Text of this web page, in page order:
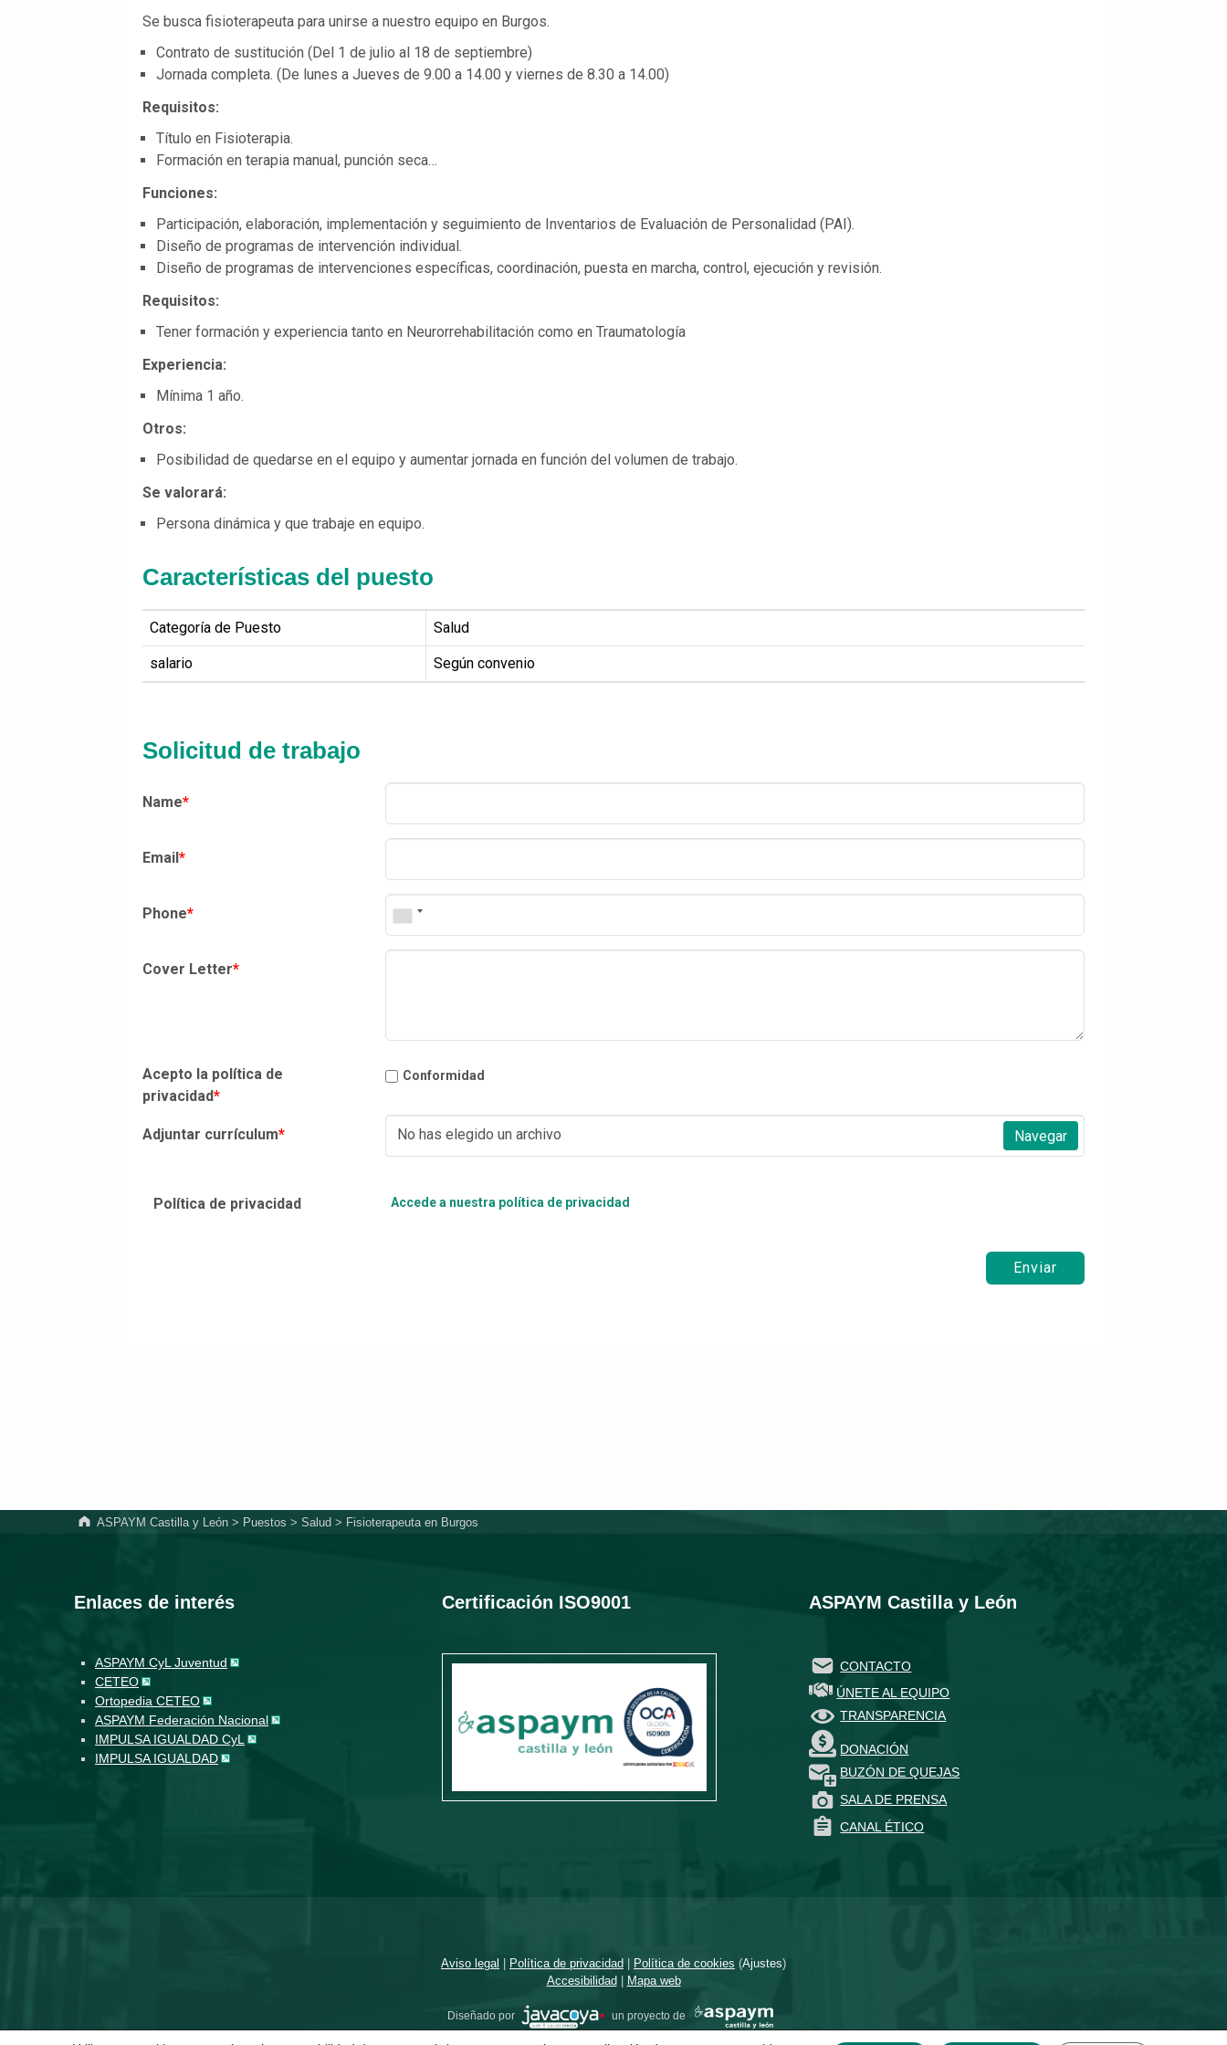
Se busca fisioterapeuta para unirse a nuestro equipo en Burgos.
Contrato de sustitución (Del 1 de julio al 18 de septiembre)
Jornada completa. (De lunes a Jueves de 9.00 a 14.00 y viernes de 8.30 a 14.00)
Requisitos:
Título en Fisioterapia.
Formación en terapia manual, punción seca…
Funciones:
Participación, elaboración, implementación y seguimiento de Inventarios de Evaluación de Personalidad (PAI).
Diseño de programas de intervención individual.
Diseño de programas de intervenciones específicas, coordinación, puesta en marcha, control, ejecución y revisión.
Requisitos:
Tener formación y experiencia tanto en Neurorrehabilitación como en Traumatología
Experiencia:
Mínima 1 año.
Otros:
Posibilidad de quedarse en el equipo y aumentar jornada en función del volumen de trabajo.
Se valorará:
Persona dinámica y que trabaje en equipo.
Características del puesto
Categoría de Puesto Salud
salario Según convenio
Solicitud de trabajo
Name*
Email *
Phone*
Cover Letter*
Acepto la política de
privacidad*
Conformidad
Adjuntar currículum* No has elegido un archivo Navegar
Política de privacidad Accede a nuestra política de privacidad
Enviar
ASPAYM Castilla y León> Puestos > Salud> Fisioterapeuta en Burgos
Enlaces de interés
ASPAYM CyL Juventud
CETEO
Ortopedia CETEO
ASPAYM Federación Nacional
IMPULSA IGUALDAD CyL
IMPULSA IGUALDAD
Certificación ISO9001 ASPAYM Castilla y León
CONTACTO
ÚNETE AL EQUIPO
TRANSPARENCIA
DONACIÓN
BUZÓN DE QUEJAS
SALA DE PRENSA
CANAL ÉTICO
Aviso legal Política de privacidad Política de cookies (Ajustes)
Accesibilidad
Mapa web
Diseñado por un proyecto de